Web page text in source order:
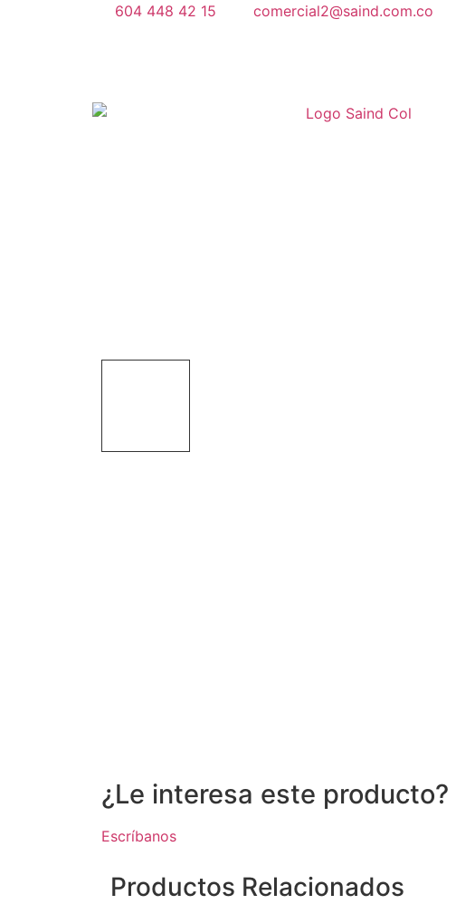
604 448 42 15 comercial2@saind.com.co
¿Le interesa este producto?
Escríbanos
Productos Relacionados